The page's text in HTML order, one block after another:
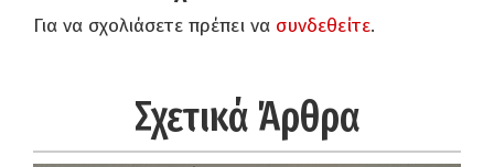
Για να σχολιάσετε πρέπει να συνδεθείτε.
Σχετικά Άρθρα